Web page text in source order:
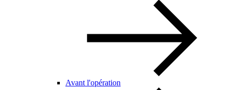
Avant l'opération